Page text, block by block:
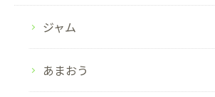
ジャム
あまおう